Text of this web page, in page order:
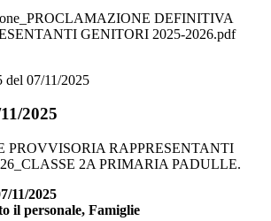
DEFINITIVA
GENITORI 2025-2026.pdf
del 07/11/2025
2025
PROVVISORIA RAPPRESENTANTI
2A PRIMARIA PADULLE.
11/2025
il personale, Famiglie